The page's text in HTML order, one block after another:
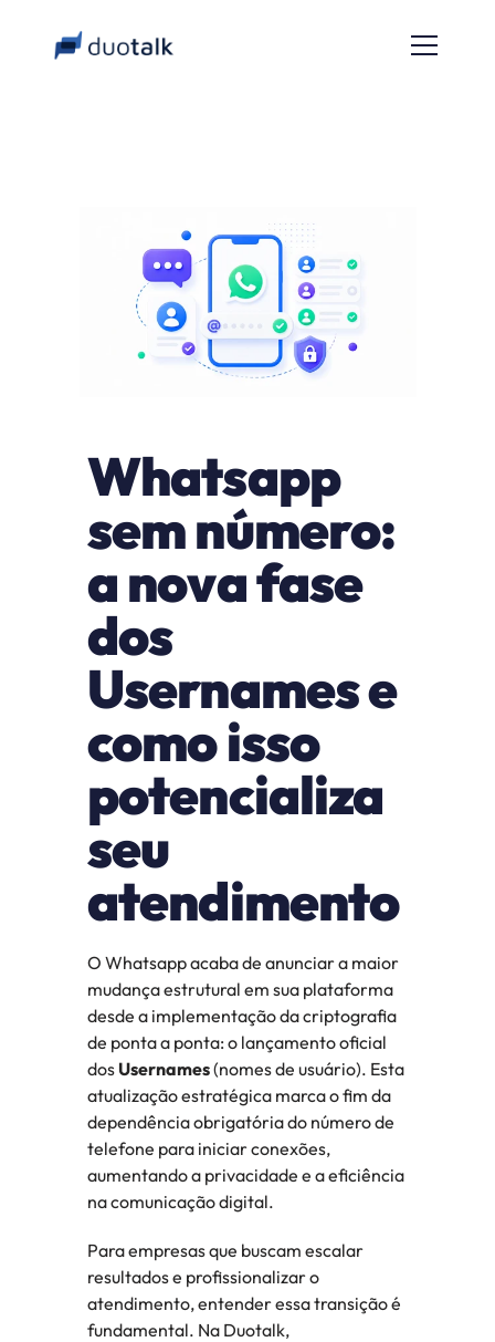
Whatsapp
sem número:
a nova fase
dos
Usernames e
como isso
potencializa
seu
atendimento
O Whatsapp acaba de anunciar a maior
mudança estrutural em sua plataforma
desde a implementação da criptografia
de ponta a ponta: o lançamento oficial
dos Usernames (nomes de usuário). Esta
atualização estratégica marca o fim da
dependência obrigatória do número de
telefone para iniciar conexões,
aumentando a privacidade e a eficiência
na comunicação digital.
Para empresas que buscam escalar
resultados e profissionalizar o
atendimento, entender essa transição é
fundamental. Na Duotalk,